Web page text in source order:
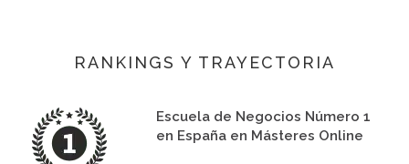
RANKINGS Y TRAYECTORIA
Escuela de Negocios Número 1
en España en Másteres Online